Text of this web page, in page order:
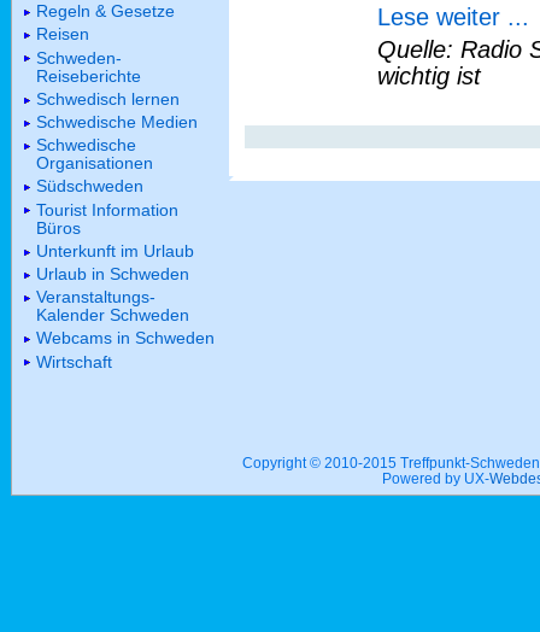
Lese weiter ...
Quelle: Radio
wichtig ist
Regeln & Gesetze
Reisen
Schweden-
Reiseberichte
Schwedisch lernen
Schwedische Medien
Schwedische
Organisationen
Südschweden
Tourist Information
Büros
Unterkunft im Urlaub
Urlaub in Schweden
Veranstaltungs-
Kalender Schweden
Webcams in Schweden
Wirtschaft
Copyright © 2010-2015 Treffpunkt-
Powered by UX-